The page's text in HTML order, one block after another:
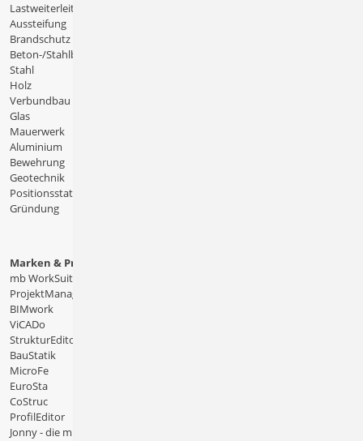
Lastweiterleitung
Aussteifung
Brandschutz
Beton-/Stahlbeton
Stahl
Holz
Verbundbau
Glas
Mauerwerk
Aluminium
Bewehrung
Geotechnik
Positionsstatik
Gründung
Marken & Produkte
mb WorkSuite
ProjektManager
BIMwork
ViCADo
StrukturEditor
BauStatik
MicroFe
EuroSta
CoStruc
ProfilEditor
Jonny - die mb-App